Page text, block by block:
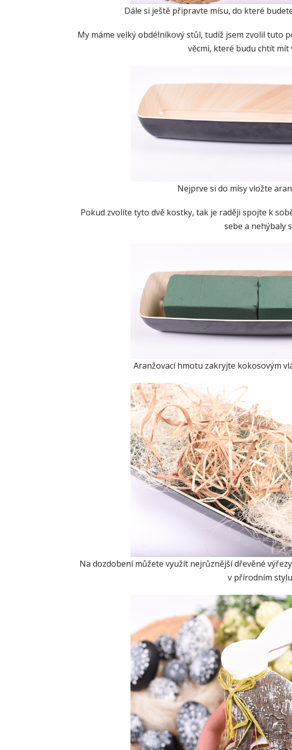
Dále si ještě připravte mísu, do které
My máme velký obdélníkový stůl, tudíž jsem zvolil tuto
věcmi, které budu chtít mít
Nejprve si do mísy vložte
Pokud zvolíte tyto dvě kostky, tak je raději spojte k
sebe a nehýbaly
Aranžovací hmotu zakryjte kokosovým
Na dozdobení můžete využít nejrůznější dřevěné
v přírodním